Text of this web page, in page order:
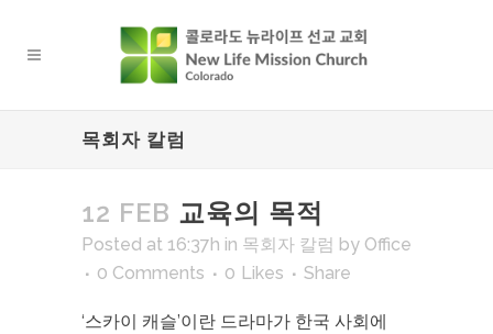
목회자 칼럼
12 FEB 교육의 목적
Posted at 16:37h in 목회자 칼럼 by Office
0 Comments
0 Likes Share
‘스카이 캐슬’이란 드라마가 한국 사회에